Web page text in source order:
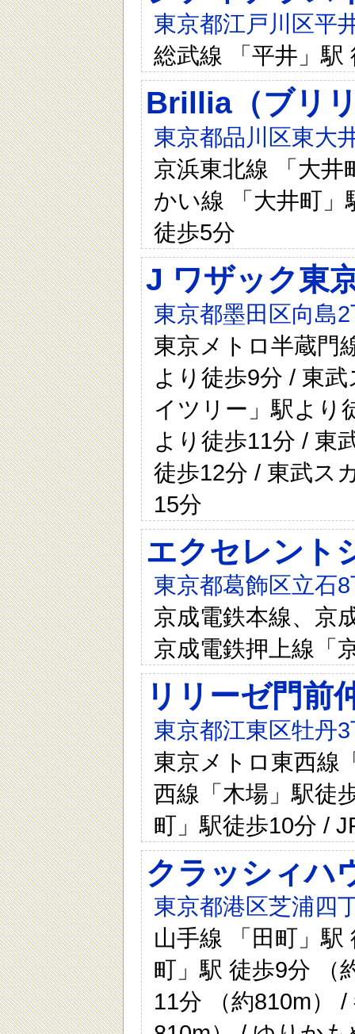
東京都江戸川区平
総武線 「平井」駅
Brillia（ブリ
東京都品川区東大
京浜東北線 「大井
かい線 「大井町」
徒歩5分
J ワザック東
東京都墨田区向島
東京メトロ半蔵門
より徒歩9分 / 東
イツリー」駅より
より徒歩11分 / 東
徒歩12分 / 東武ス
15分
エクセレント
東京都葛飾区立石
京成電鉄本線、京
京成電鉄押上線「
リリーゼ門前
東京都江東区牡丹
東京メトロ東西線
西線「木場」駅徒
町」駅徒歩10分 /
クラッシィハ
東京都港区芝浦四
山手線 「田町」駅
町」駅 徒歩9分 （
11分 （約810m）